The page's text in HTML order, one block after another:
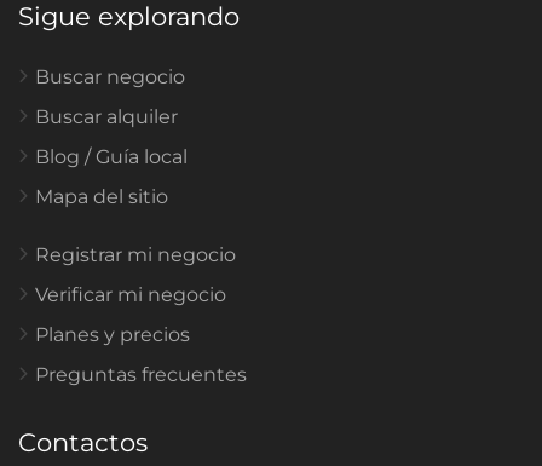
Sigue explorando
Buscar negocio
Buscar alquiler
Blog / Guía local
Mapa del sitio
Registrar mi negocio
Verificar mi negocio
Planes y precios
Preguntas frecuentes
Contactos